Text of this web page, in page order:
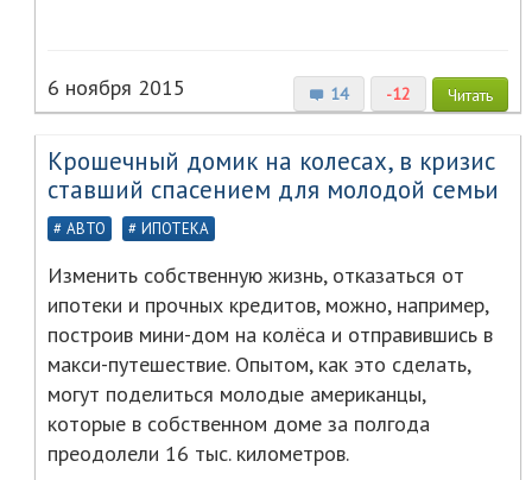
14 -12 Читать
6 ноября 2015
Крошечный домик на колесах, в кризис
ставший спасением для молодой семьи
АВТО ИПОТЕКА
Изменить собственную жизнь, отказаться от
ипотеки и прочных кредитов, можно, например,
построив мини-дом на колёса и отправившись в
макси-путешествие. Опытом, как это сделать,
могут поделиться молодые американцы,
которые в собственном доме за полгода
преодолели 16 тыс. километров.